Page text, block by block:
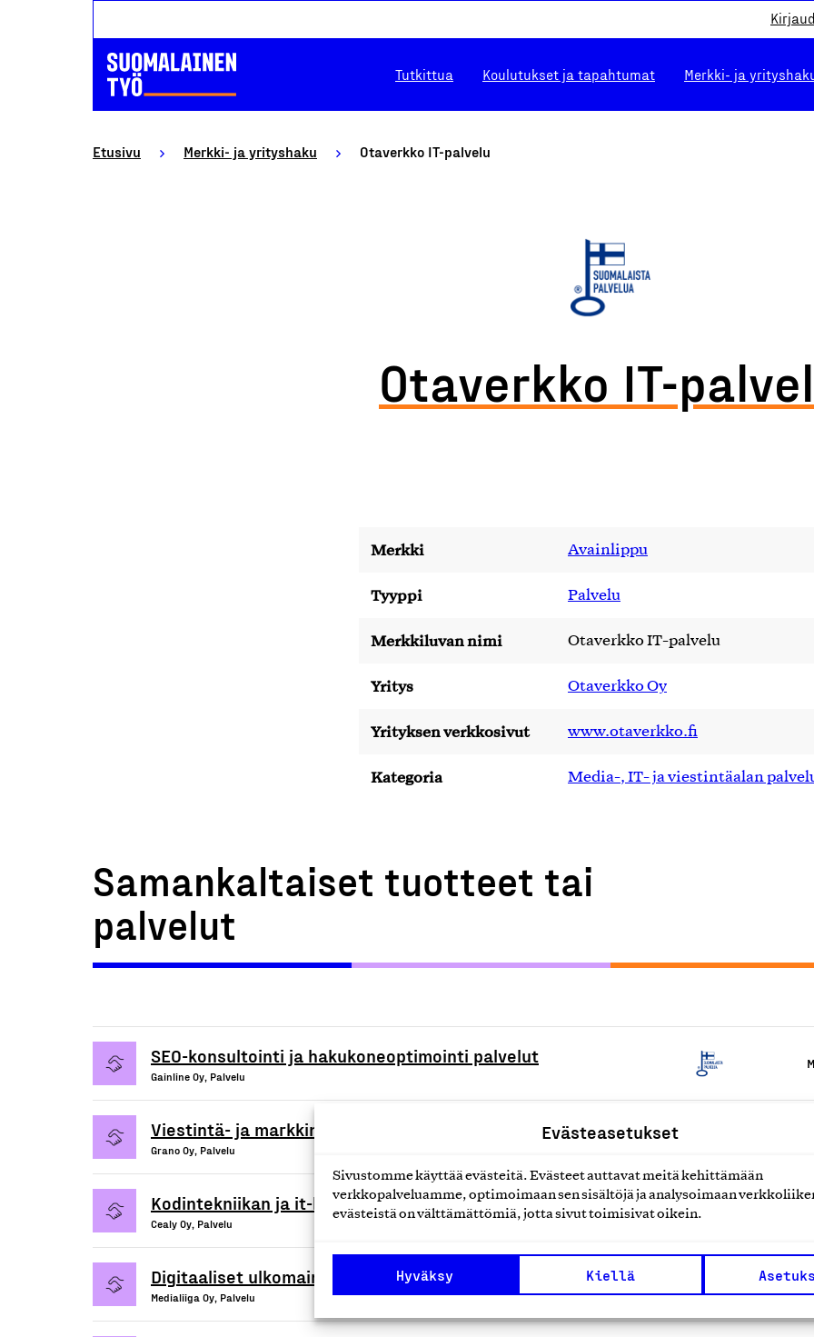
Evästeasetukset
Sivustomme käyttää evästeitä. Evästeet auttavat meitä kehittämään
verkkopalveluamme, optimoimaan sen sisältöjä ja analysoimaan
evästeistä on välttämättömiä, jotta sivut toimisivat oikein.
Hyväksy Kiellä
Tutkittua Koulutukset ja tapahtumat Merkki- ja
Etusivu Merkki- ja yrityshaku Otaverkko IT-palvelu
Otaverkko IT-
Merkki Avainlippu
Tyyppi Palvelu
Merkkiluvan nimi Otaverkko IT-palvelu
Yritys Otaverkko Oy
Yrityksen verkkosivut www.otaverkko.fi
Kategoria Media-, IT- ja viestintäalan
Samankaltaiset tuotteet tai
palvelut
SEO-konsultointi ja hakukoneoptimointi palvelut
Gainline Oy, Palvelu
Viestintä- ja markkinointipalvelut
Grano Oy, Palvelu
Kodintekniikan ja it-laitteiden asennus- ja huoltopalvelut
Cealy Oy, Palvelu
Digitaaliset ulkomainontapalvelut
Medialiiga Oy, Palvelu